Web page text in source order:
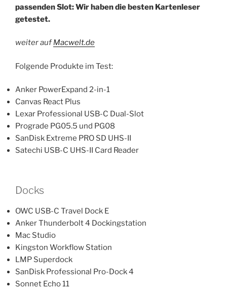
passenden Slot: Wir haben die besten Kartenleser
getestet.
weiter aufMacwelt.de
Folgende Produkte im Test:
Anker PowerExpand 2-in-1
Canvas React Plus
Lexar Professional USB-C Dual-Slot
Prograde PG05.5 und PG08
SanDisk Extreme PRO SD UHS-II
Satechi USB-C UHS-II Card Reader
Docks
OWC USB-C Travel Dock E
Anker Thunderbolt 4 Dockingstation
Mac Studio
Kingston Workflow Station
LMP Superdock
SanDisk Professional Pro-Dock 4
Sonnet Echo 11